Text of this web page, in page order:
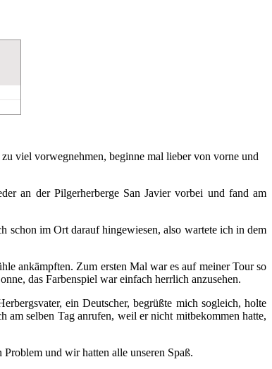
viel vorwegnehmen, beginne mal lieber von vorne und
an der Pilgerherberge San Javier vorbei und fand am
schon im Ort darauf hingewiesen, also wartete ich in dem
ankämpften. Zum ersten Mal war es auf meiner Tour so
das Farbenspiel war einfach herrlich anzusehen.
ein Deutscher, begrüßte mich sogleich, holte
selben Tag anrufen, weil er nicht mitbekommen hatte,
und wir hatten alle unseren Spaß.